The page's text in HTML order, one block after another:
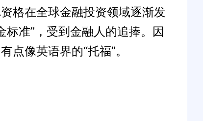
格在全球金融投资领域逐渐发
标准”，受到金融人的追捧。因
点像英语界的“托福”。